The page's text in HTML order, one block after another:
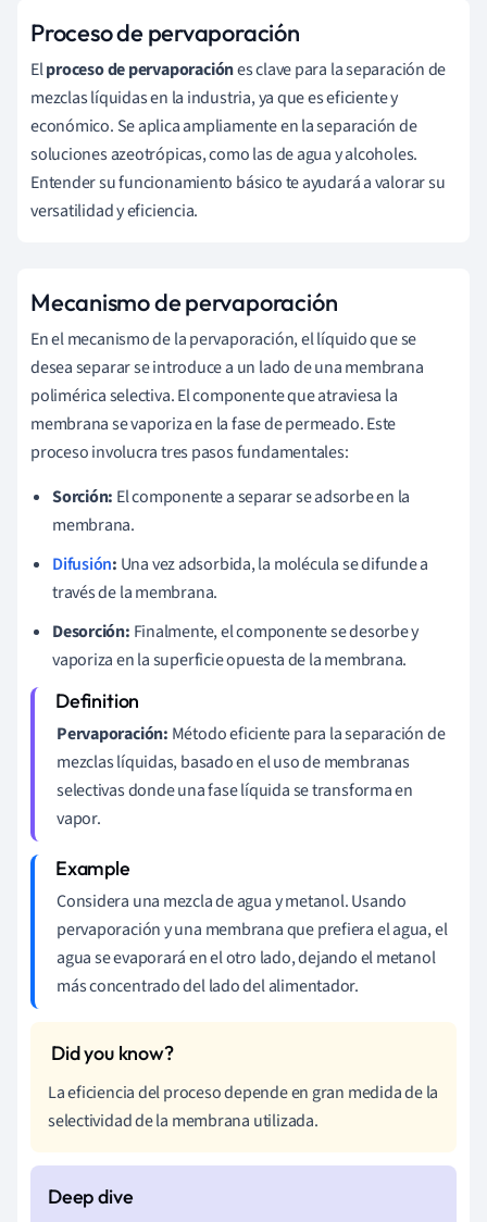
Proceso de pervaporación
Elproceso de pervaporaciónes clave para la separación de
mezclas líquidas en la industria, ya que es eficiente y
económico. Se aplica ampliamente en la separación de
soluciones azeotrópicas, como las de agua y alcoholes.
Entender su funcionamiento básico te ayudará a valorar su
versatilidad y eficiencia.
Mecanismo de pervaporación
En el mecanismo de la pervaporación, el líquido que se
desea separar se introduce a un lado de una membrana
polimérica selectiva. El componente que atraviesa la
membrana se vaporiza en la fase de permeado. Este
proceso involucra tres pasos fundamentales:
Sorción: El componente a separar se adsorbe en la
membrana.
Difusión: Una vez adsorbida, la molécula se difunde a
través de la membrana.
Desorción: Finalmente, el componente se desorbe y
vaporiza en la superficie opuesta de la membrana.
Pervaporación: Método eficiente para la separación de
mezclas líquidas, basado en el uso de membranas
selectivas donde una fase líquida se transforma en
vapor.
Considera una mezcla de agua y metanol. Usando
pervaporación y una membrana que prefiera el agua, el
agua se evaporará en el otro lado, dejando el metanol
más concentrado del lado del alimentador.
La eficiencia del proceso depende en gran medida de la
selectividad de la membrana utilizada.